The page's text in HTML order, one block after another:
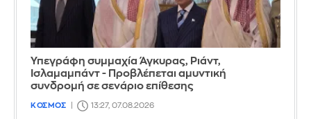
Υπεγράφη συμμαχία Άγκυρας, Ριάντ,
Ισλαμαμπάντ - Προβλέπεται αμυντική
συνδρομή σε σενάριο επίθεσης
ΚΟΣΜΟΣ 13:27, 07.08.2026